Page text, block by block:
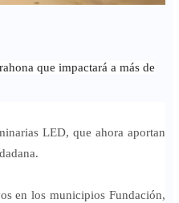
que impactará a más de
LED, que ahora aportan
en los municipios Fundación,